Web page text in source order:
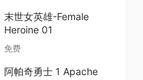
末世女英雄-Female
Heroine 01
免费
阿帕奇勇士 1 Apache